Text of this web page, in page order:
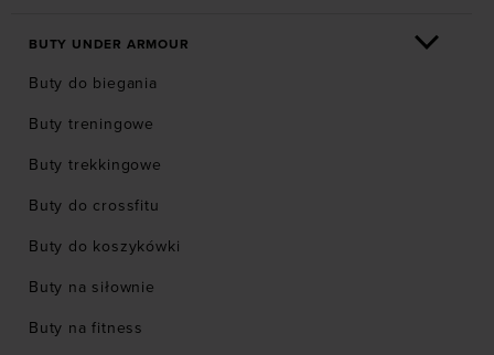
BUTY UNDER ARMOUR
Buty do biegania
Buty treningowe
Buty trekkingowe
Buty do crossfitu
Buty do koszykówki
Buty na siłownie
Buty na fitness